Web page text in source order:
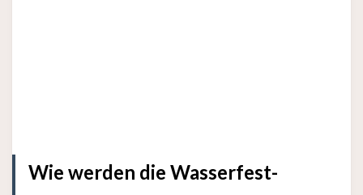
Wie werden die Wasserfest-